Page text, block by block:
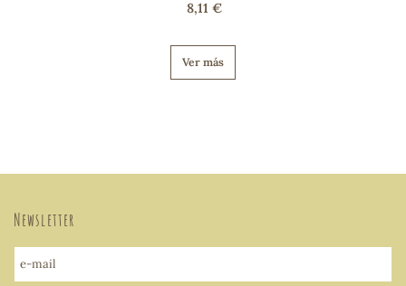
8,11 €
Ver más
Newsletter
e-mail